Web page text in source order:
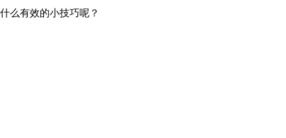
什么有效的小技巧呢？